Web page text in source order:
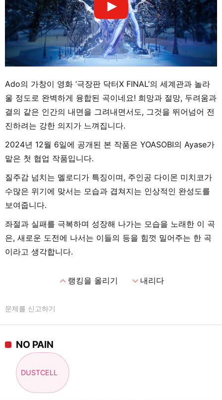
Ado의 가창이 영화 ‘극장판 닥터X FINAL’의 세계관과 놀라
울 정도로 완벽하게 융합된 곡이네요! 희망과 절망, 두려움과
결의 같은 인간의 내면을 그려내면서도, 그것을 뛰어넘어 전
진하려는 강한 의지가 느껴집니다.
2024년 12월 6일에 공개된 본 작품은 YOASOBI의 Ayase가
맡은 첫 협업 작품입니다.
질주감 넘치는 멜로디가 특징이며, 주인공 다이몬 미치코가
수많은 위기에 맞서는 모습과 겹쳐지는 인상적인 완성도를
보여줍니다.
좌절과 실패를 극복하며 성장해 나가는 모습을 노래한 이 곡
은, 새로운 도전에 나서는 이들의 등을 힘껏 밀어주는 한 곡
이라고 생각합니다.
expand_less랭킹을 올리기 expand_more내리다
문제를 신고하기
NO PAIN
DUSTCELL